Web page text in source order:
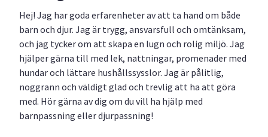
Hej! Jag har goda erfarenheter av att ta hand om både
barn och djur. Jag är trygg, ansvarsfull och omtänksam,
och jag tycker om att skapa en lugn och rolig miljö. Jag
hjälper gärna till med lek, nattningar, promenader med
hundar och lättare hushållssysslor. Jag är pålitlig,
noggrann och väldigt glad och trevlig att ha att göra
med. Hör gärna av dig om du vill ha hjälp med
barnpassning eller djurpassning!